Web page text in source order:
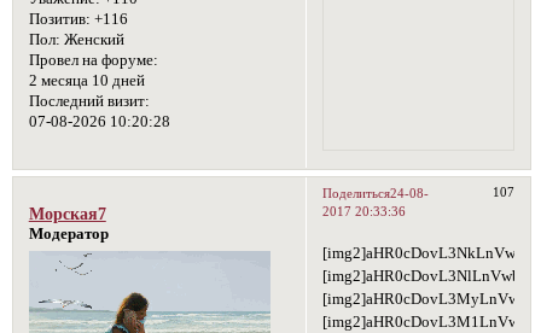
Позитив: +116
Пол: Женский
Провел на форуме:
2 месяца 10 дней
Последний визит:
07-08-2026 10:20:28
Поделиться 107
24-08-
2017 20:33:36
Морская7
Модератор